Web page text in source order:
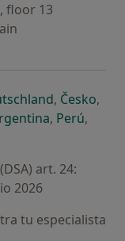
floor 13
pestaña
nueva pestaña
en una nueva
se abre en
, Českose
,
pestaña
una nueva pestaña
en una nueva
se abre en
, Perúse
,
art. 24:
2026
tu especialista